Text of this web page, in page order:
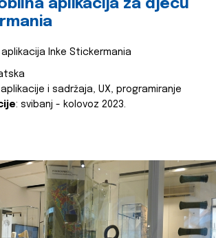
aplikacija za djecu
Inke Stickermania
i sadržaja, UX, programiranje
: svibanj - kolovoz 2023.